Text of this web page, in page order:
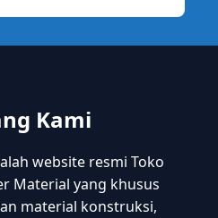
Kami
website resmi Toko
Material yang khusus
material konstruksi,